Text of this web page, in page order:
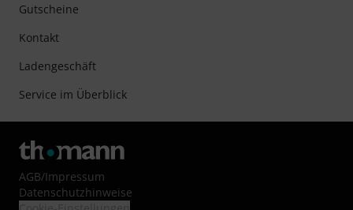
Gutscheine
Kontakt
Ladengeschäft
Service im Überblick
AGB/Impressum
Datenschutzhinweise